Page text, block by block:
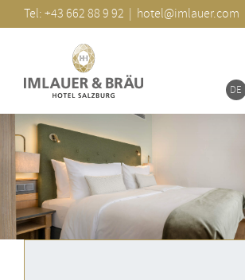
DE
al
Tel: +43 662 88 9 92 | hotel@imlauer.com